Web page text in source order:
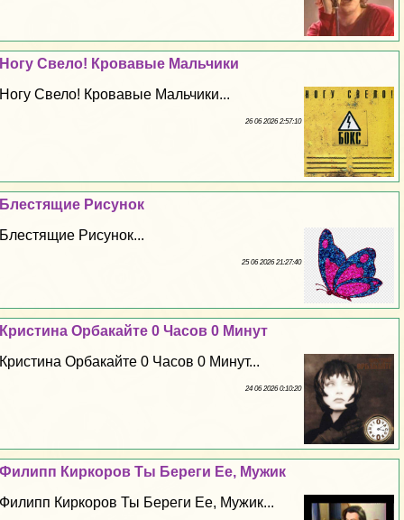
Ногу Свело! Кровавые Мальчики
Ногу Свело! Кровавые Мальчики...
26 06 2026 2:57:10
Блестящие Рисунок
Блестящие Рисунок...
25 06 2026 21:27:40
Кристина Орбакайте 0 Часов 0 Минут
Кристина Орбакайте 0 Часов 0 Минут...
24 06 2026 0:10:20
Филипп Киркоров Ты Береги Ее, Мужик
Филипп Киркоров Ты Береги Ее, Мужик...